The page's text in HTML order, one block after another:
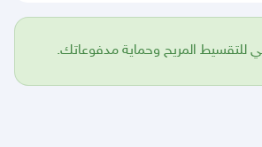
للتقسيط المريح وحماية مدفوعاتك.